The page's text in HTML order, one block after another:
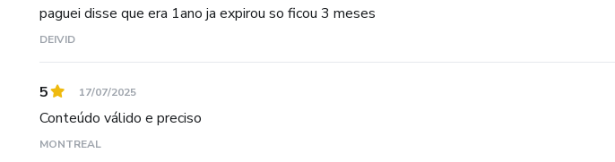
paguei disse que era 1ano ja expirou so ficou 3 meses
DEIVID
5 17/07/2025
Conteúdo válido e preciso
MONTREAL